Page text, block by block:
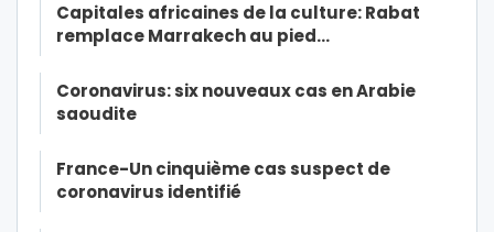
Capitales africaines de la culture: Rabat
remplace Marrakech au pied…
Coronavirus: six nouveaux cas en Arabie
saoudite
France-Un cinquième cas suspect de
coronavirus identifié